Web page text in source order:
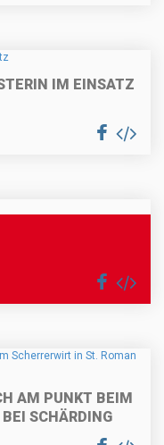
IM EINSATZ
AM PUNKT BEIM
SCHÄRDING